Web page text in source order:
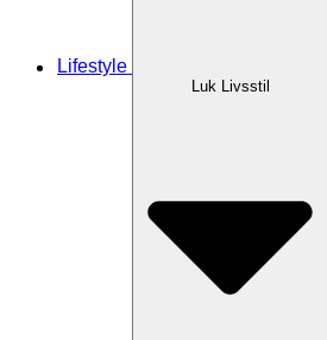
Lifestyle
Luk Livsstil